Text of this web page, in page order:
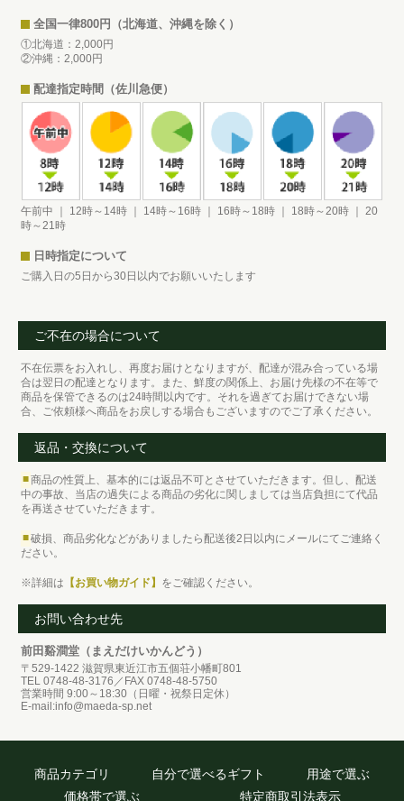
全国一律800円（北海道、沖縄を除く）
①北海道：2,000円
②沖縄：2,000円
配達指定時間（佐川急便）
午前中 ｜ 12時～14時 ｜ 14時～16時 ｜ 16時～18時 ｜ 18時～20時 ｜ 20
時～21時
日時指定について
ご購入日の5日から30日以内でお願いいたします
ご不在の場合について
不在伝票をお入れし、再度お届けとなりますが、配達が混み合っている場
合は翌日の配達となります。また、鮮度の関係上、お届け先様の不在等で
商品を保管できるのは24時間以内です。それを過ぎてお届けできない場
合、ご依頼様へ商品をお戻しする場合もございますのでご了承ください。
返品・交換について
■商品の性質上、基本的には返品不可とさせていただきます。但し、配送
中の事故、当店の過失による商品の劣化に関しましては当店負担にて代品
を再送させていただきます。
■破損、商品劣化などがありましたら配送後2日以内にメールにてご連絡く
ださい。
※詳細は 【お買い物ガイド】 をご確認ください。
お問い合わせ先
前田谿澗堂（まえだけいかんどう）
〒529-1422 滋賀県東近江市五個荘小幡町801
TEL 0748-48-3176／FAX 0748-48-5750
営業時間 9:00～18:30（日曜・祝祭日定休）
E-mail:info@maeda-sp.net
商品カテゴリ 自分で選べるギフト
用途で選ぶ
価格帯で選ぶ
特定商取引法表示